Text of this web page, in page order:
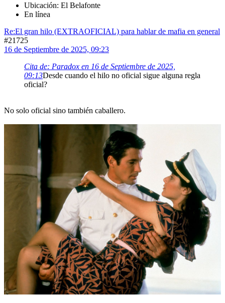
Ubicación: El Belafonte
En línea
Re:El gran hilo (EXTRAOFICIAL) para hablar de mafia en general
#21725
16 de Septiembre de 2025, 09:23
Cita de: Paradox en 16 de Septiembre de 2025,
09:13Desde cuando el hilo no oficial sigue alguna regla
oficial?
No solo oficial sino también caballero.